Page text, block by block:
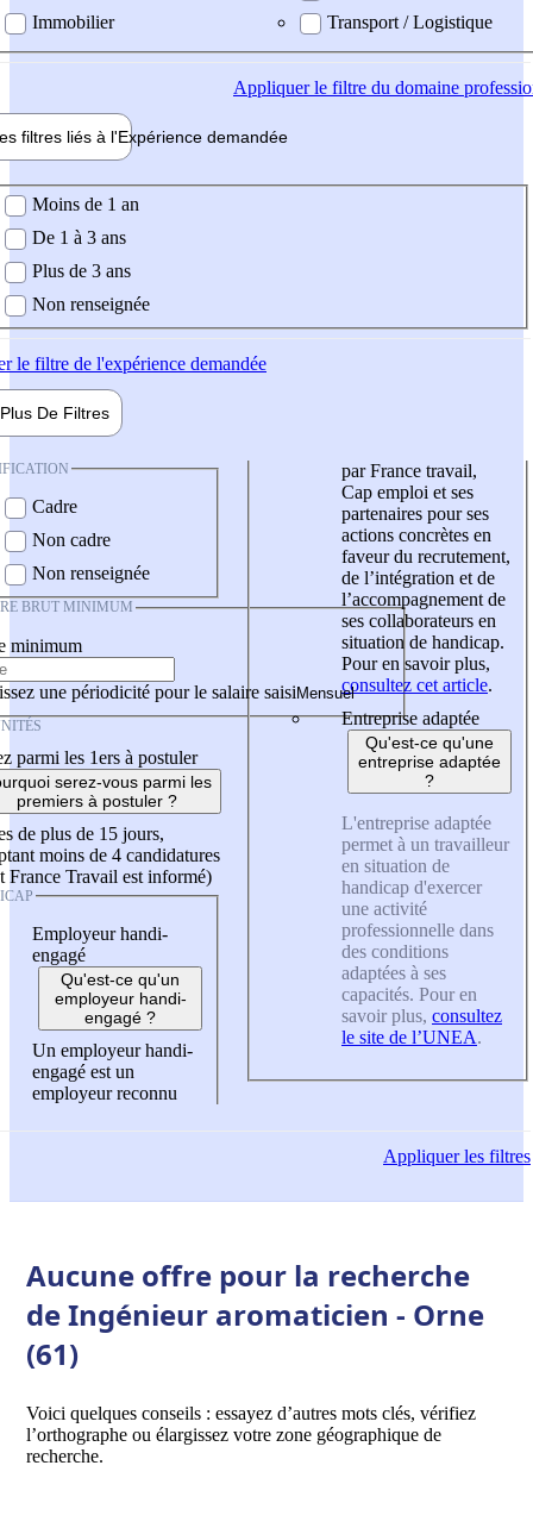
Immobilier
Transport / Logistique
Appliquerle filtre du domaine
filtres liés à l'Expérience demandée
demandée
Moins de 1 an
De 1 à 3 ans
Plus de 3 ans
Non renseignée
le filtre de l'expérience demandée
Plus De Filtres
Cadre
Non cadre
Non renseignée
BRUT MINIMUM
minimum
une périodicité pour le salaire saisi
parmi les 1ers à postuler
serez-vous parmi les
premiers à postuler ?
de plus de 15 jours,
moins de 4 candidatures
France Travail est informé)
Employeur handi-
engagé
Qu'est-ce qu'un
employeur handi-
engagé ?
Un employeur handi-
engagé est un
employeur reconnu
par France travail,
Cap emploi et ses
partenaires pour ses
actions concrètes en
faveur du recrutement,
de l’intégration et de
l’accompagnement de
ses collaborateurs en
situation de handicap.
Pour en savoir plus,
consultez cet article.
Entreprise adaptée
Qu'est-ce qu'une
entreprise adaptée
?
L'entreprise adaptée
permet à un travailleur
en situation de
handicap d'exercer
une activité
professionnelle dans
des conditions
adaptées à ses
capacités. Pour en
savoir plus, consultez
le site de l’UNEA.
Appliquerles filtres
Aucune offre pour la recherche
de Ingénieur aromaticien - Orne
(61)
Voici quelques conseils : essayez d’autres mots clés, vérifiez
l’orthographe ou élargissez votre zone géographique de
recherche.